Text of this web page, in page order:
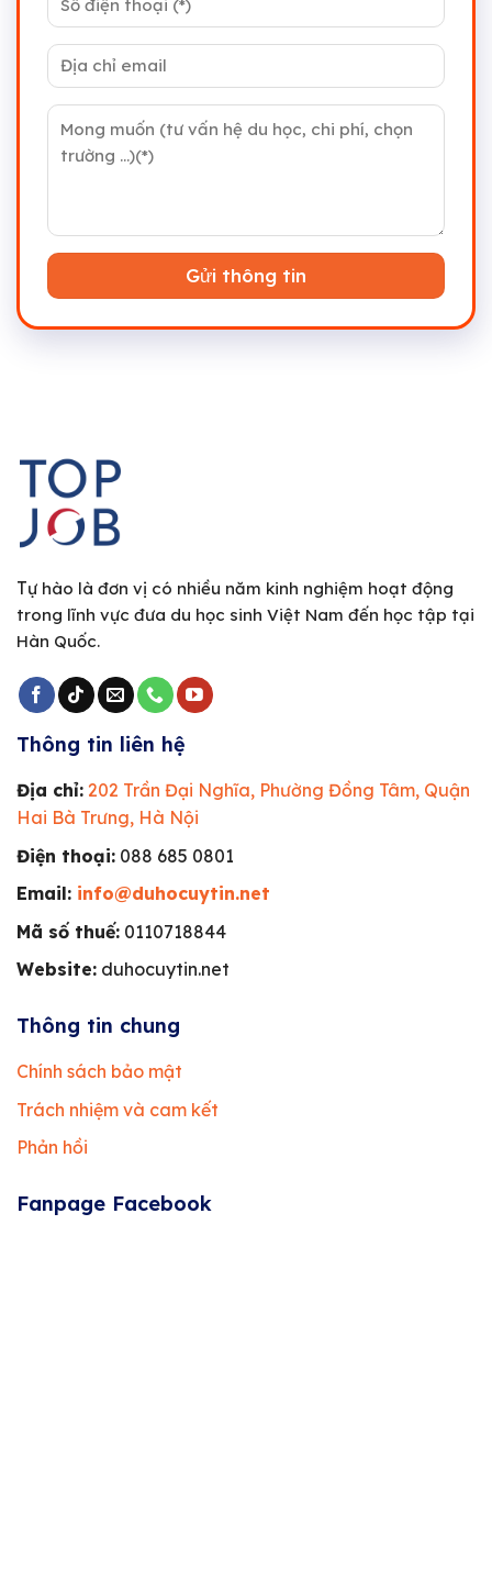
Tự hào là đơn vị có nhiều năm kinh nghiệm hoạt động
trong lĩnh vực đưa du học sinh Việt Nam đến học tập tại
Hàn Quốc.
Thông tin liên hệ
Địa chỉ: 202 Trần Đại Nghĩa, Phường Đồng Tâm, Quận
Hai Bà Trưng, Hà Nội
Điện thoại: 088 685 0801
Email: info@duhocuytin.net
Mã số thuế: 0110718844
Website: duhocuytin.net
Thông tin chung
Chính sách bảo mật
Trách nhiệm và cam kết
Phản hồi
Fanpage Facebook